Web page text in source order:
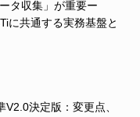
タ収集」が重要ー
に共通する実務基盤と
決定版：変更点、